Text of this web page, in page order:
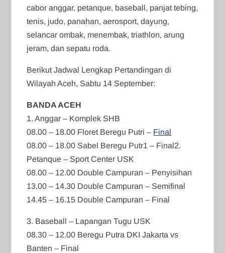
cabor anggar, petanque, baseball, panjat tebing,
tenis, judo, panahan, aerosport, dayung,
selancar ombak, menembak, triathlon, arung
jeram, dan sepatu roda.
Berikut Jadwal Lengkap Pertandingan di
Wilayah Aceh, Sabtu 14 September:
BANDA ACEH
1. Anggar – Komplek SHB
08.00 – 18.00 Floret Beregu Putri – Final
08.00 – 18.00 Sabel Beregu Putr1 – Final2.
Petanque – Sport Center USK
08.00 – 12.00 Double Campuran – Penyisihan
13.00 – 14.30 Double Campuran – Semifinal
14.45 – 16.15 Double Campuran – Final
3. Baseball – Lapangan Tugu USK
08.30 – 12.00 Beregu Putra DKI Jakarta vs
Banten – Final